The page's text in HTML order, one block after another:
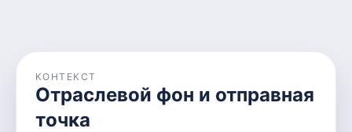
КОНТЕКСТ
Отраслевой фон и отправная
точка